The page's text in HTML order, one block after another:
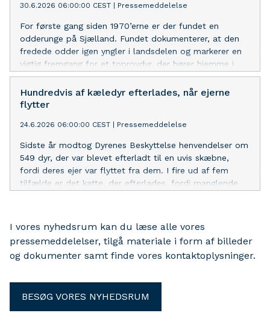
30.6.2026 06:00:00 CEST Pressemeddelelse
For første gang siden 1970’erne er der fundet en
odderunge på Sjælland. Fundet dokumenterer, at den
fredede odder igen yngler i landsdelen og markerer en
vigtig fremgang for et toprovdyr, der hører hjemme i
den danske natur.
Hundredvis af kæledyr efterlades, når ejerne
flytter
24.6.2026 06:00:00 CEST Pressemeddelelse
Sidste år modtog Dyrenes Beskyttelse henvendelser om
549 dyr, der var blevet efterladt til en uvis skæbne,
fordi deres ejer var flyttet fra dem. I fire ud af fem
tilfælde er det katte, der efterlades, fordi manglende
I vores nyhedsrum kan du læse alle vores
pressemeddelelser, tilgå materiale i form af billeder
og dokumenter samt finde vores kontaktoplysninger.
BESØG VORES NYHEDSRUM